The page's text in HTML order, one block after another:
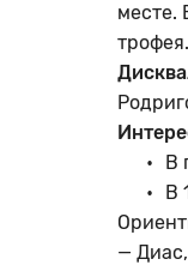
месте.
трофея.
В
В
—